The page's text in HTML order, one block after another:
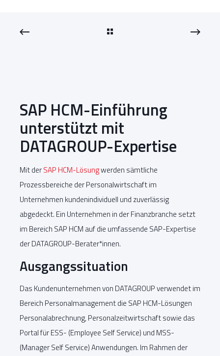
SAP HCM-Einführung
unterstützt mit
DATAGROUP-Expertise
Mit derSAP HCM-Lösungwerden sämtliche
Prozessbereiche der Personalwirtschaft im
Unternehmen kundenindividuell und zuverlässig
abgedeckt. Ein Unternehmen in der Finanzbranche setzt
im Bereich SAP HCM auf die umfassende SAP-Expertise
der DATAGROUP-Berater*innen.
Ausgangssituation
Das Kundenunternehmen von DATAGROUP verwendet im
Bereich Personalmanagement die SAP HCM-Lösungen
Personalabrechnung, Personalzeitwirtschaft sowie das
Portal für ESS- (Employee Self Service) und MSS-
(Manager Self Service) Anwendungen. Im Rahmen der